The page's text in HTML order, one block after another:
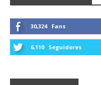
30,324 Fans
6,110 Seguidores